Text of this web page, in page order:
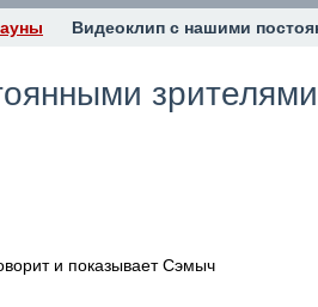
Видеоклип с нашими